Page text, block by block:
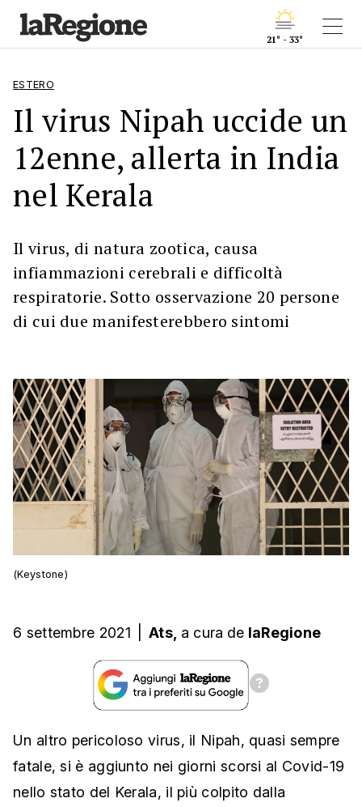
21° - 33°
ESTERO
Il virus Nipah uccide un
12enne, allerta in India
nel Kerala
Il virus, di natura zootica, causa
infiammazioni cerebrali e difficoltà
respiratorie. Sotto osservazione 20 persone
di cui due manifesterebbero sintomi
(Keystone)
6 settembre 2021 Ats, a cura de laRegione
Un altro pericoloso virus, il Nipah, quasi sempre
fatale, si è aggiunto nei giorni scorsi al Covid-19
nello stato del Kerala, il più colpito dalla